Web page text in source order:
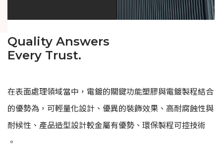
Quality Answers
Every Trust.
在表面處理領域當中，電鍍的關鍵功能塑膠與電鍍製程結合
的優勢為，可輕量化設計、優異的裝飾效果、高耐腐蝕性與
耐候性、產品造型設計較金屬有優勢、環保製程可控技術
。